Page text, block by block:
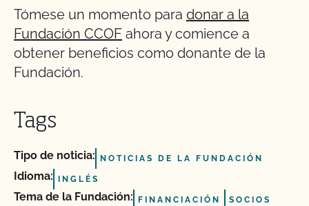
Tómese un momento para donar a la
Fundación CCOF ahora y comience a
obtener beneficios como donante de la
Fundación.
Tags
Tipo de noticia: NOTICIAS DE LA FUNDACIÓN
Idioma: INGLÉS
Tema de la Fundación: FINANCIACIÓN SOCIOS